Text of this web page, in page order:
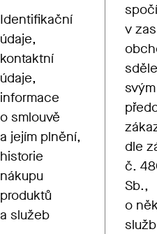
Identifikační
údaje,
kontaktní
údaje,
informace
o smlouvě
a jejím plnění,
historie
nákupu
produktů
a služeb
v
svým
dle
č.
Sb.,
o